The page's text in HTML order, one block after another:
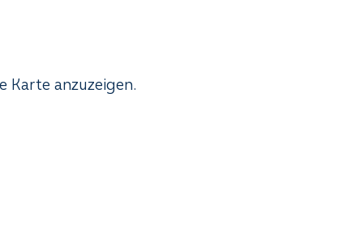
Karte anzuzeigen.